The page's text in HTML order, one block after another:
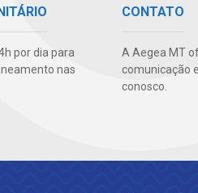
por dia para
nas
CONTATO
A Aegea MT
comunicação
conosco.